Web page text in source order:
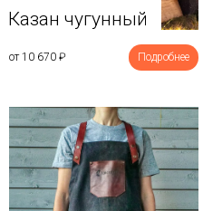
Казан чугунный
от 10 670 ₽ Подробнее